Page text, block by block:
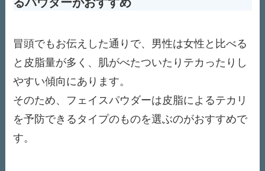
冒頭でもお伝えした通りで、男性は女性と比べる
と皮脂量が多く、肌がべたついたりテカったりし
やすい傾向にあります。
そのため、フェイスパウダーは皮脂によるテカリ
を予防できるタイプのものを選ぶのがおすすめで
す。